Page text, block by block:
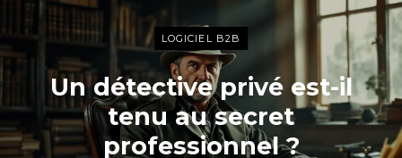
LOGICIEL B2B
Un détective privé est-il
tenu au secret
professionnel ?